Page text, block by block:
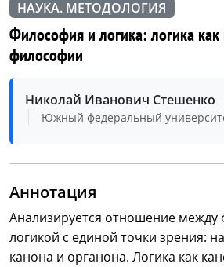
НАУКА. МЕТОДОЛОГИЯ
Философия и логика: логика
философии
Николай Иванович Стешенко
Южный федеральный
Аннотация
Анализируется отношение между
логикой с единой точки зрения:
канона и органона. Логика как